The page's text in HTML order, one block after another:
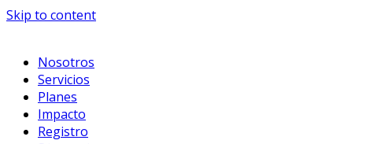
Skip to content
Nosotros
Servicios
Planes
Impacto
Registro